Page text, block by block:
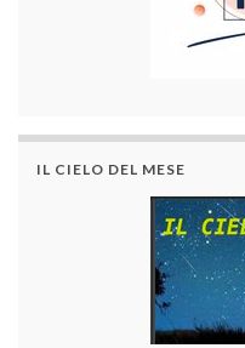
IL CIELO DEL MESE